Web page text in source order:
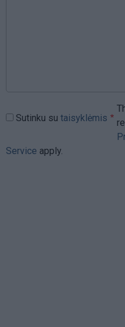
Sutinku su taisyklėmis
Service apply.